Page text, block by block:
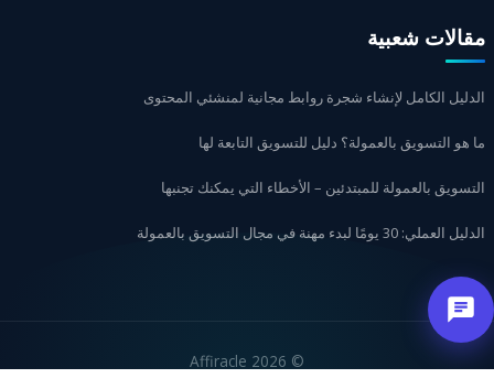
مقالات شعبية
الدليل الكامل لإنشاء شجرة روابط مجانية لمنشئي المحتوى
ما هو التسويق بالعمولة؟ دليل للتسويق التابعة لها
التسويق بالعمولة للمبتدئين – الأخطاء التي يمكنك تجنبها
الدليل العملي: 30 يومًا لبدء مهنة في مجال التسويق بالعمولة
©
2026 Affiracle